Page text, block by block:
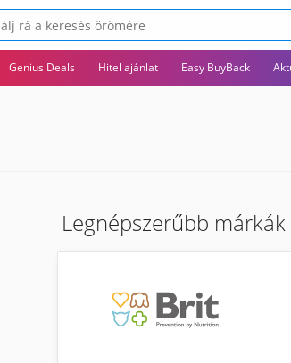
Genius Deals Hitel ajánlat Easy BuyBack
Legnépszerűbb márkák